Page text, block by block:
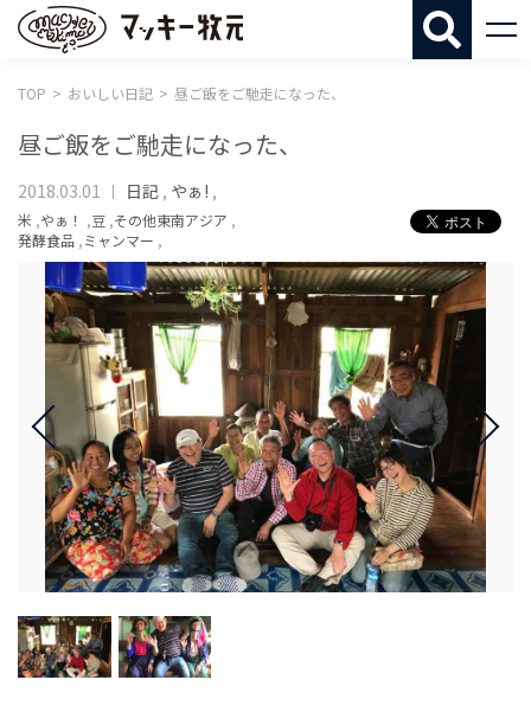
TOP おいしい日記 昼ご飯をご馳走になった、
昼ご飯をご馳走になった、
2018.03.01 日記 , やぁ! ,
米 ,やぁ！ ,豆 ,その他東南アジア ,
発酵食品 ,ミャンマー ,